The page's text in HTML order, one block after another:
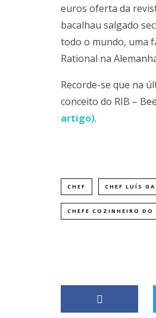
euros oferta da
bacalhau salgado
todo o mundo, uma
Rational na
Recorde-se que na
conceito do RIB –
artigo).
CHEF CHEF LUÍS
CHEFE COZINHEIRO DO